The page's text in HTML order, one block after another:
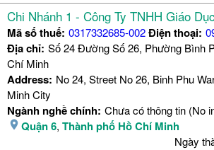
Chi Nhánh 1 - Công Ty TNHH Giáo
Mã số thuế: 0317332685-002Điện thoại:
Địa chỉ: Số 24 Đường Số 26, Phường Bình
Chí Minh
Address: No 24, Street No 26, Binh Phu
Minh City
Ngành nghề chính: Chưa có thông tin (No
Quận 6, Thành phố Hồ Chí Minh
Ngày